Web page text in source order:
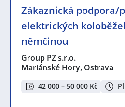
Zákaznická podpora/
elektrických
němčinou
Group PZ s.r.o.
Mariánské Hory, Ostrava
42 000 – 50 000 Kč